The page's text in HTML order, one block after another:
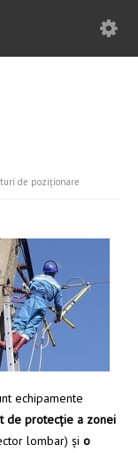
de poziţionare
echipamente
de protecţie a zonei
lombar) şio